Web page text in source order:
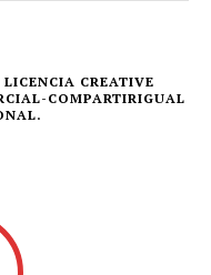
CREATIVE
COMPARTIRIGUAL